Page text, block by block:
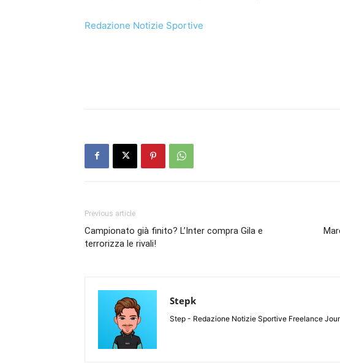
Redazione Notizie Sportive
Previous article
Campionato già finito? L’Inter compra Gila e
terrorizza le rivali!
Stepk
Step - Redazione Notizie Sportive Freelance